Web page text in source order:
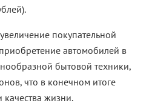
покупательной
автомобилей в
бытовой техники,
что в конечном итоге
качества жизни.